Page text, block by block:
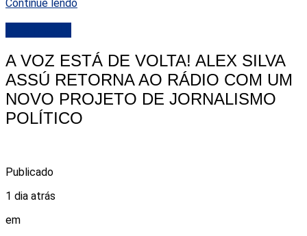
Continue lendo
A VOZ ESTÁ DE VOLTA! ALEX SILVA
ASSÚ RETORNA AO RÁDIO COM UM
NOVO PROJETO DE JORNALISMO
POLÍTICO
Publicado
1 dia atrás
em